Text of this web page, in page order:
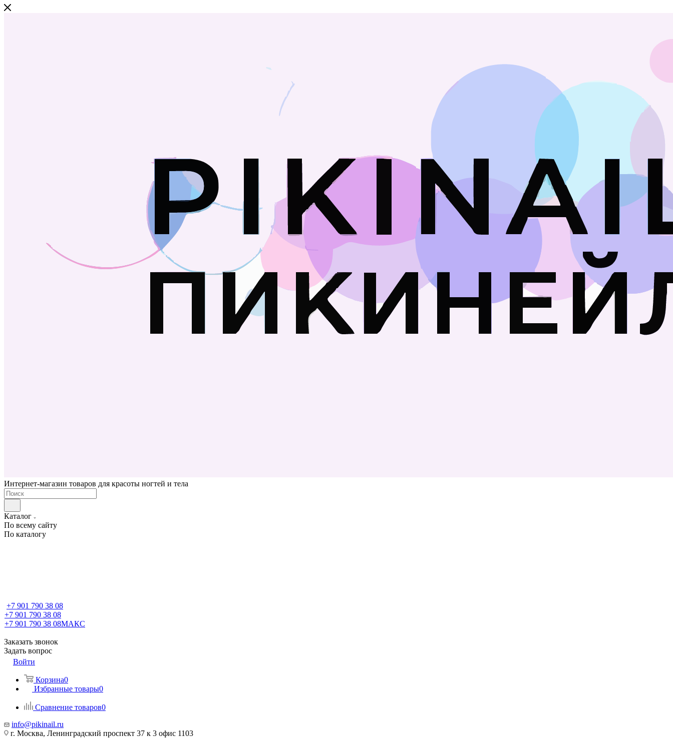
Интернет-магазин товаров для красоты ногтей и тела
Каталог
По всему сайту
По каталогу
+7 901 790 38 08
+7 901 790 38 08
+7 901 790 38 08МАКС
Заказать звонок
Задать вопрос
Войти
Корзина0
Избранные товары0
Сравнение товаров0
info@pikinail.ru
г. Москва, Ленинградский проспект 37 к 3 офис 1103